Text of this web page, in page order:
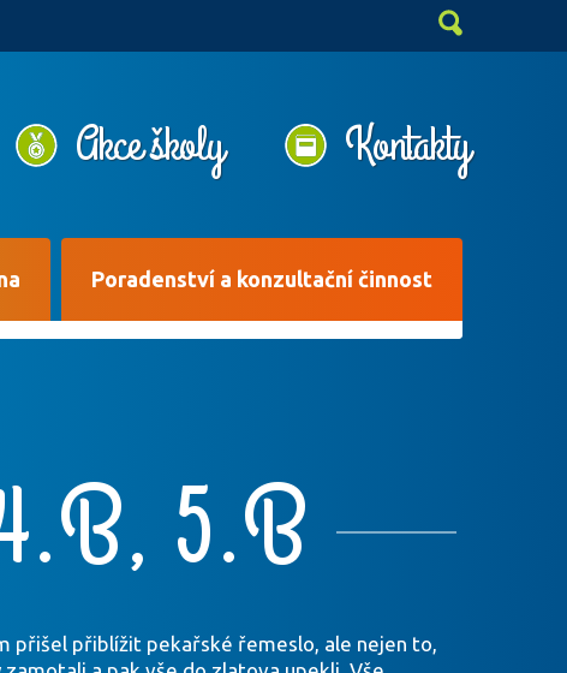
Akce školy Kontakty
Poradenství a konzultační činnost
5.B
přišel přiblížit pekařské řemeslo, ale nejen to,